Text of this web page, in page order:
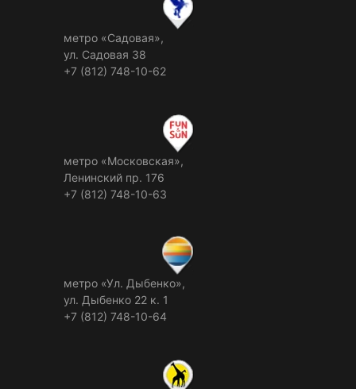
метро «Садовая»,
ул. Садовая 38
+7 (812) 748-10-62
метро «Московская»,
Ленинский пр. 176
+7 (812) 748-10-63
метро «Ул. Дыбенко»,
ул. Дыбенко 22 к. 1
+7 (812) 748-10-64